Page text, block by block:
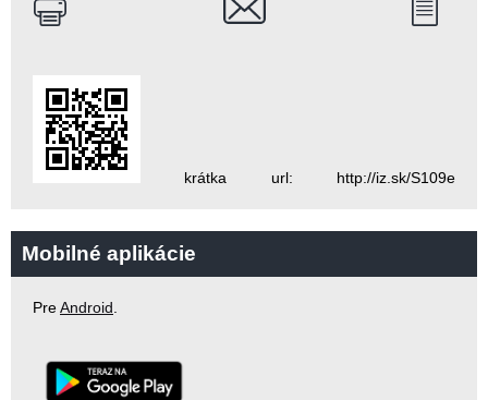
krátka url: http://iz.sk/S109e
Mobilné aplikácie
PreAndroid.